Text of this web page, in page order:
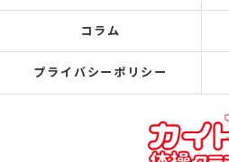
コラム
プライバシーポリシー